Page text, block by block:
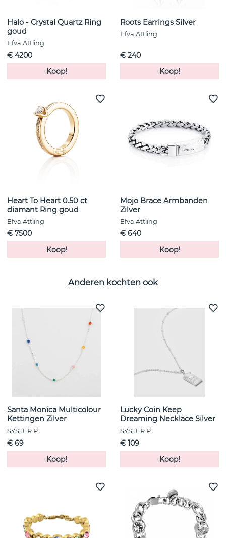
Halo - Crystal Quartz Ring
goud
Efva Attling
€ 4200
Koop!
Roots Earrings Silver
Efva Attling
€ 240
Koop!
Heart To Heart 0.50 ct
diamant Ring goud
Efva Attling
€ 7500
Koop!
Mojo Brace Armbanden
Zilver
Efva Attling
€ 640
Koop!
Anderen kochten ook
Santa Monica Multicolour
Kettingen Zilver
SYSTER P
€ 69
Koop!
Lucky Coin Keep
Dreaming Necklace Silver
SYSTER P
€ 109
Koop!